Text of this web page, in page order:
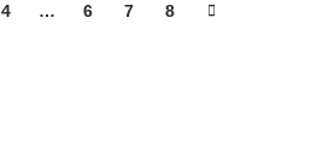
4 … 6 7 8